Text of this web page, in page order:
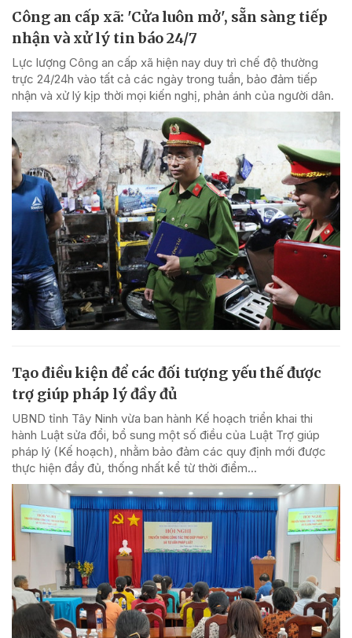
Công an cấp xã: 'Cửa luôn mở', sẵn sàng tiếp
nhận và xử lý tin báo 24/7
Lực lượng Công an cấp xã hiện nay duy trì chế độ thường
trực 24/24h vào tất cả các ngày trong tuần, bảo đảm tiếp
nhận và xử lý kịp thời mọi kiến nghị, phản ánh của người dân.
Tạo điều kiện để các đối tượng yếu thế được
trợ giúp pháp lý đầy đủ
UBND tỉnh Tây Ninh vừa ban hành Kế hoạch triển khai thi
hành Luật sửa đổi, bổ sung một số điều của Luật Trợ giúp
pháp lý (Kế hoạch), nhằm bảo đảm các quy định mới được
thực hiện đầy đủ, thống nhất kể từ thời điểm...